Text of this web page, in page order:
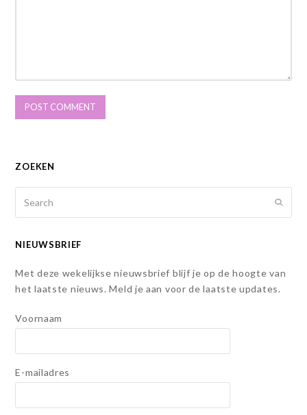
ZOEKEN
NIEUWSBRIEF
Met deze wekelijkse nieuwsbrief blijf je op de hoogte van
het laatste nieuws. Meld je aan voor de laatste updates.
Voornaam
E-mailadres